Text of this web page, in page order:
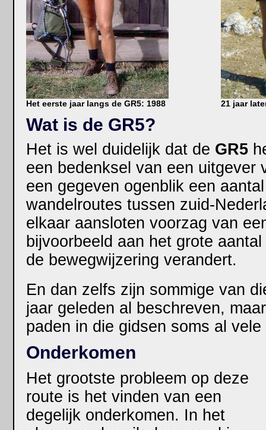
Het eerste jaar langs de GR5: 1988 21 jaar
Wat is de GR5?
Het is wel duidelijk dat de GR5
een bedenksel van een uitgever
een gegeven ogenblik een
wandelroutes tussen zuid-
elkaar aansloten voorzag van
bijvoorbeeld aan het grote
de bewegwijzering verandert.
En dan zelfs zijn sommige van
jaar geleden al beschreven,
paden in die gidsen soms al
Onderkomen
Het grootste probleem op deze
route is het vinden van een
degelijk onderkomen. In het